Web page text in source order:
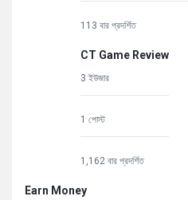
113 বার প্রদর্শিত
CT Game Review
3 ইউজার
1 পোস্ট
1,162 বার প্রদর্শিত
Earn Money